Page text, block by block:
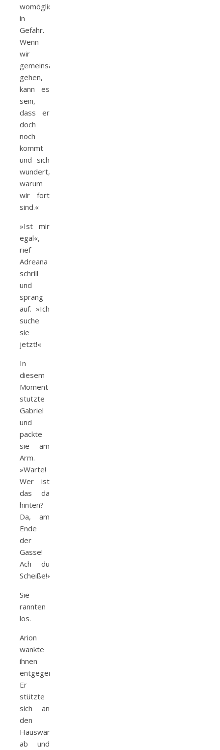
womöglich
in
Gefahr.
Wenn
wir
gemeinsam
gehen,
kann es
sein,
dass er
doch
noch
kommt
und sich
wundert,
warum
wir fort
sind.«
»Ist mir
egal«,
rief
Adreana
schrill
und
sprang
auf. »Ich
suche
sie
jetzt!«
In
diesem
Moment
stutzte
Gabriel
und
packte
sie am
Arm.
»Warte!
Wer ist
das da
hinten?
Da, am
Ende
der
Gasse!
Ach du
Scheiße!«
Sie
rannten
los.
Arion
wankte
ihnen
entgegen.
Er
stützte
sich an
den
Hauswänden
ab und